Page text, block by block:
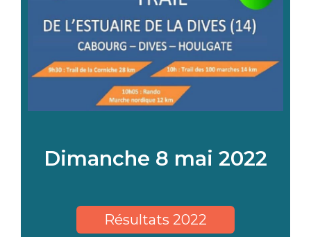
Dimanche 8 mai 2022
Résultats 2022